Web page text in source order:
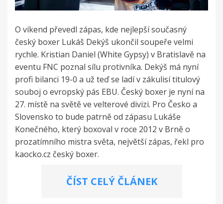
O víkend převedl zápas, kde nejlepší současný
český boxer Lukáš Dekýš ukončil soupeře velmi
rychle. Kristian Daniel (White Gypsy) v Bratislavě na
eventu FNC poznal sílu protivníka. Dekýš má nyní
profi bilanci 19-0 a už teď se ladí v zákulisí titulový
souboj o evropský pás EBU. Český boxer je nyní na
27. místě na světě ve velterové divizi. Pro Česko a
Slovensko to bude patrně od zápasu Lukáše
Konečného, který boxoval v roce 2012 v Brně o
prozatímního mistra světa, největší zápas, řekl pro
kaocko.cz český boxer.
ČÍST CELÝ ČLÁNEK